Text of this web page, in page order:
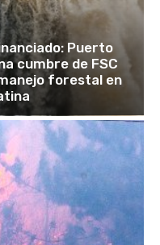
Puerto
cumbre de FSC
forestal en